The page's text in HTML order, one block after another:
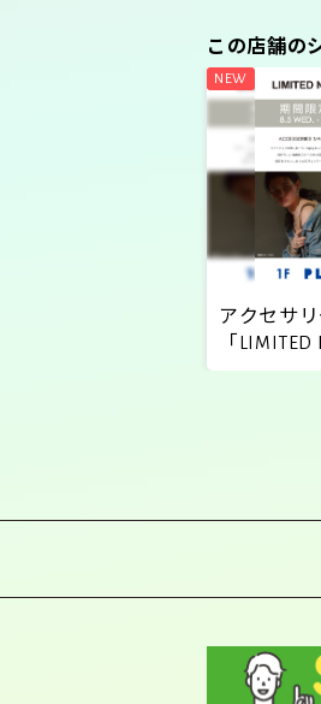
この店舗の
アクセサリ
「LIMITED
期間限定